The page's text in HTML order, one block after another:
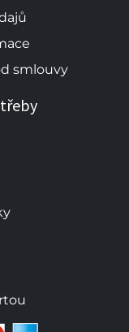
smlouvy